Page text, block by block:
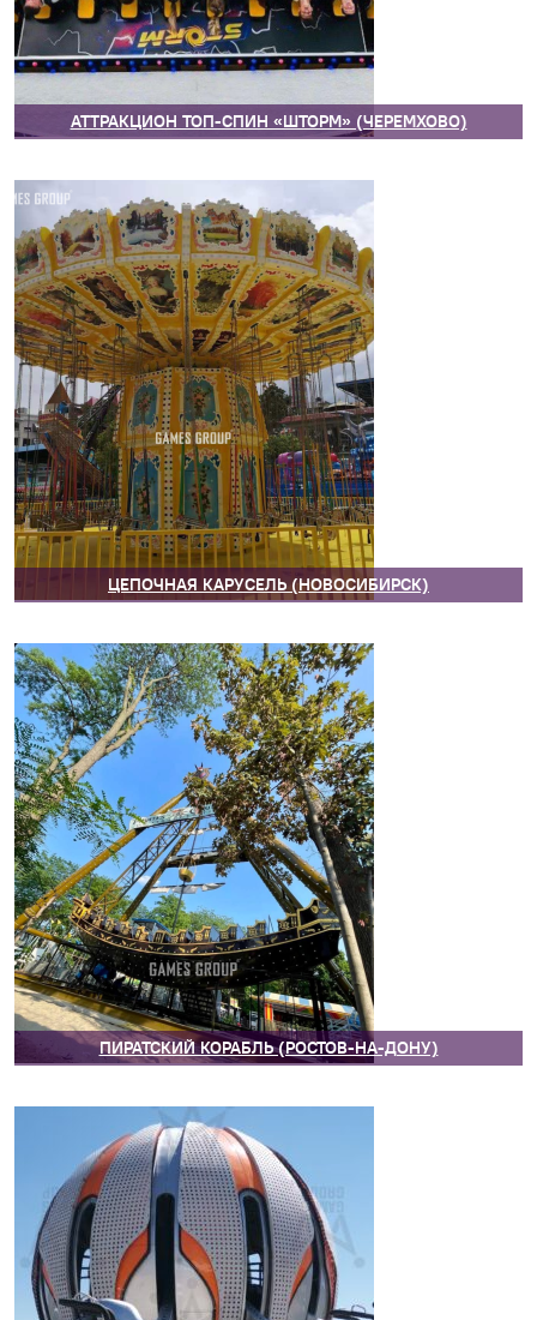
АТТРАКЦИОН ТОП-СПИН «ШТОРМ» (ЧЕРЕМХОВО)
ЦЕПОЧНАЯ КАРУСЕЛЬ (НОВОСИБИРСК)
ПИРАТСКИЙ КОРАБЛЬ (РОСТОВ-НА-ДОНУ)